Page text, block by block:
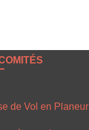
de Vol en Planeur